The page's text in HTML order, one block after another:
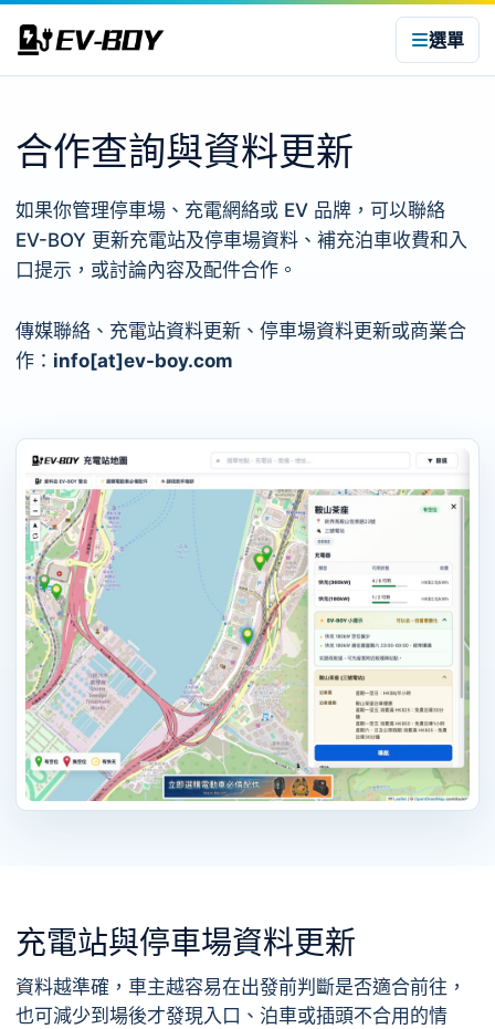
選單
合作查詢與資料更新
如果你管理停車場、充電網絡或 EV 品牌，可以聯絡
EV-BOY 更新充電站及停車場資料、補充泊車收費和入
口提示，或討論內容及配件合作。
傳媒聯絡、充電站資料更新、停車場資料更新或商業合
作： info[at]ev-boy.com
充電站與停車場資料更新
資料越準確，車主越容易在出發前判斷是否適合前往，
也可減少到場後才發現入口、泊車或插頭不合用的情